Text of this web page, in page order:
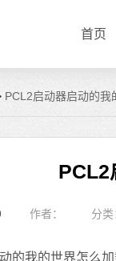
首页
PCL2启动器启动的我
PCL2
作者： 分类
我的世界怎么加